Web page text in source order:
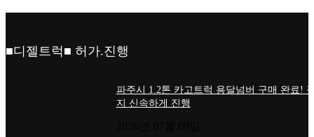
■디젤트럭■ 허가.진행
파주시 1.2톤 카고트럭 용달넘버 구매 완료!
지 신속하게 진행